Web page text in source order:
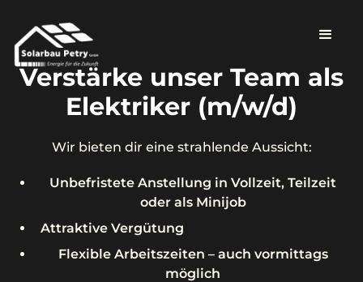
Verstärke unser Team als
Elektriker (m/w/d)
Wir bieten dir eine strahlende Aussicht:
Unbefristete Anstellung in Vollzeit, Teilzeit
oder als Minijob
Attraktive Vergütung
Flexible Arbeitszeiten – auch vormittags
möglich